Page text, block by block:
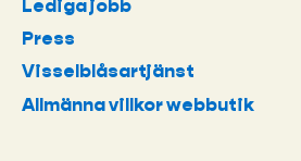
Lediga jobb
Press
Visselblåsartjänst
Allmänna villkor webbutik